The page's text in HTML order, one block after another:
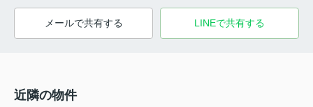
メールで共有する LINEで共有する
近隣の物件